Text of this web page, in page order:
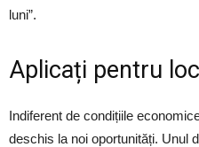
luni”.
Aplicați pentru
Indiferent de condițiile
deschis la noi oportunități. Unul